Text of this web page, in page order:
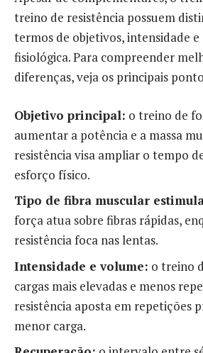
treino de resistência possuem
termos de objetivos, intensidade
fisiológica. Para compreender
diferenças, veja os principais
Objetivo principal: o treino de
aumentar a potência e a massa
resistência visa ampliar o tempo
esforço físico.
Tipo de fibra muscular
força atua sobre fibras rápidas,
resistência foca nas lentas.
Intensidade e volume: o treino
cargas mais elevadas e menos
resistência aposta em repetições
menor carga.